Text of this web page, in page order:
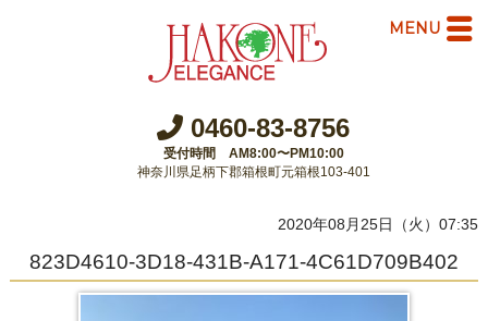
0460-83-8756
受付時間 AM8:00〜PM10:00
神奈川県足柄下郡箱根町元箱根103-401
2020年08月25日（火）07:35
823D4610-3D18-431B-A171-4C61D709B402
MENU